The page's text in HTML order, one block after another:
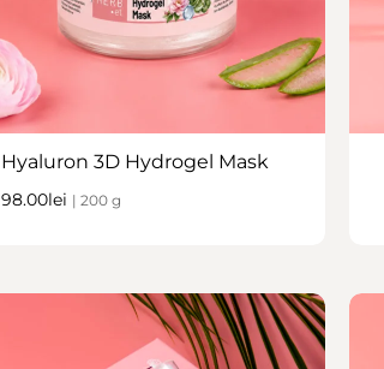
Hyaluron 3D Hydrogel Mask
98.00lei | 200 g